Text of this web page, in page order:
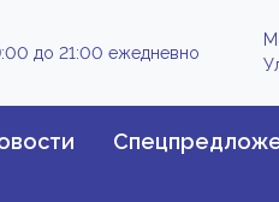
до 21:00 ежедневно